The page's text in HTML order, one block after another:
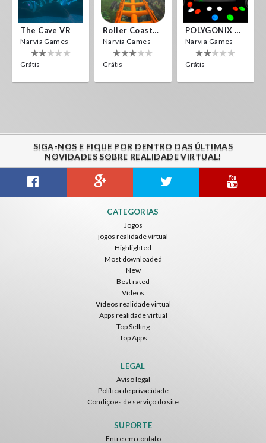
The Cave VR
Narvia Games
Grátis
Roller Coaster VR
Narvia Games
Grátis
POLYGONIX VR
Narvia Games
Grátis
SIGA-NOS E FIQUE POR DENTRO DAS ÚLTIMAS
NOVIDADES SOBRE REALIDADE VIRTUAL!
CATEGORIAS
Jogos
jogos realidade virtual
Highlighted
Most downloaded
New
Best rated
Vídeos
Vídeos realidade virtual
Apps realidade virtual
Top Selling
Top Apps
LEGAL
Aviso legal
Política de privacidade
Condições de serviço do site
SUPORTE
Entre em contato